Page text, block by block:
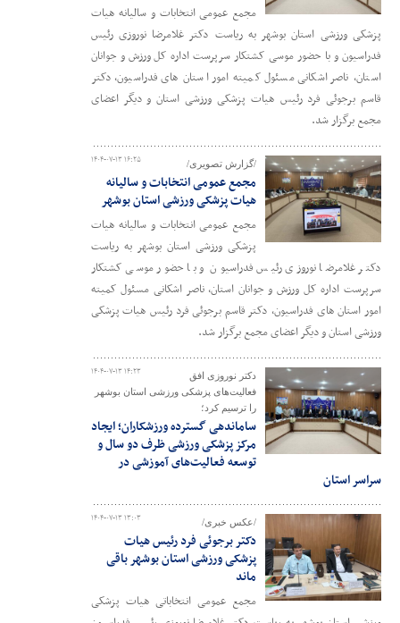
مجمع عمومی انتخابات و سالیانه هیات
پزشکی ورزشی استان بوشهر به ریاست دکتر غلامرضا نوروزی رئیس
فدراسیون و با حضور موسی کشتکار سرپرست اداره کل ورزش و جوانان
استان، ناصر اشکانی مسئول کمیته امور استان های فدراسیون، دکتر
قاسم برجوئی فرد رئیس هیات پزشکی ورزشی استان و دیگر اعضای
مجمع برگزار شد.
۱۴۰۴-۰۷-۱۳ ۱۶:۲۵ /گزارش تصویری/
مجمع عمومی انتخابات و سالیانه
هیات پزشکی ورزشی استان بوشهر
مجمع عمومی انتخابات و سالیانه هیات
پزشکی ورزشی استان بوشهر به ریاست
دکتر غلامرضا نوروزی رئیس فدراسیون و با حضور موسی کشتکار
سرپرست اداره کل ورزش و جوانان استان، ناصر اشکانی مسئول کمیته
امور استان های فدراسیون، دکتر قاسم برجوئی فرد رئیس هیات پزشکی
ورزشی استان و دیگر اعضای مجمع برگزار شد.
۱۴۰۴-۰۷-۱۳ ۱۴:۲۳
دکتر نوروزی افق
فعالیت‌های پزشکی ورزشی استان بوشهر
را ترسیم کرد؛
ساماندهی گسترده ورزشکاران؛ ایجاد
مرکز پزشکی ورزشی ظرف دو سال و
توسعه فعالیت‌های آموزشی در
سراسر استان
۱۴۰۴-۰۷-۱۳ ۱۳:۰۳ /عکس خبری/
دکتر برجوئی فرد رئیس هیات
پزشکی ورزشی استان بوشهر باقی
ماند
مجمع عمومی انتخاباتی هیات پزشکی